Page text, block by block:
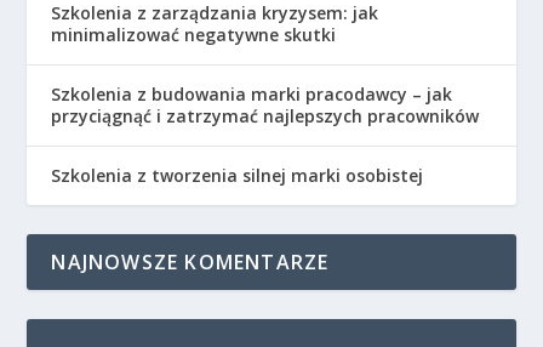
Szkolenia z zarządzania kryzysem: jak
minimalizować negatywne skutki
Szkolenia z budowania marki pracodawcy – jak
przyciągnąć i zatrzymać najlepszych pracowników
Szkolenia z tworzenia silnej marki osobistej
NAJNOWSZE KOMENTARZE